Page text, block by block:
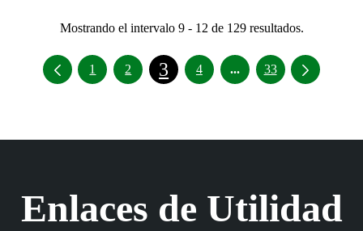
Mostrando el intervalo 9 - 12 de 129 resultados.
1 2 3 4 ...Páginas intermedias
33
Enlaces de Utilidad